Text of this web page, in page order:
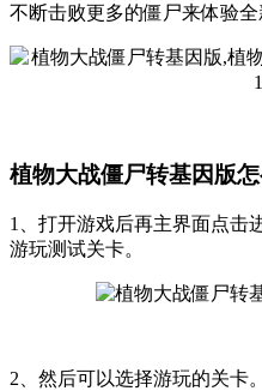
不断击败更多的僵尸来体验全
植物大战僵尸转基因版
1、打开游戏后再主界面点击
游玩测试关卡。
2、然后可以选择游玩的关卡。